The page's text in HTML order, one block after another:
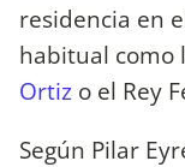
residencia en
habitual como
Ortiz o el Rey
Según Pilar